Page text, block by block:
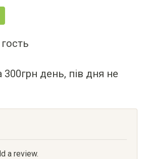
300грн день, пів дня не
a review.